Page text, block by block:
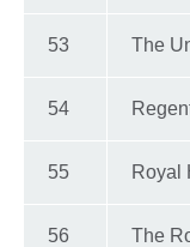
53 The
54
55 Royal
56
The